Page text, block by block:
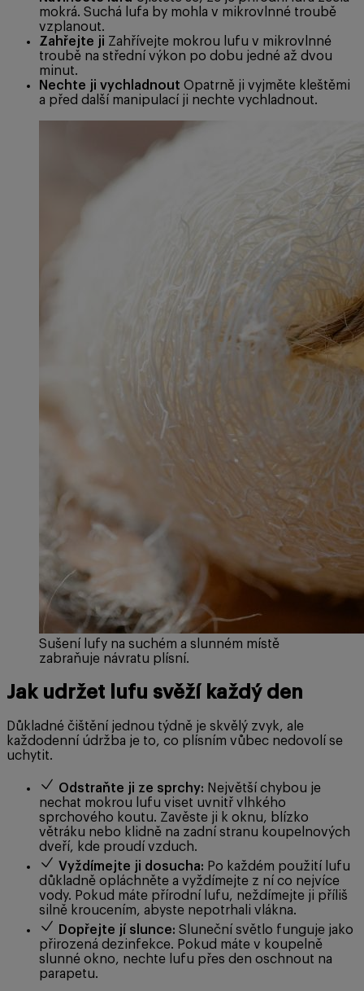
mokrá. Suchá lufa by mohla v mikrovlnné troubě
vzplanout.
Zahřejte ji Zahřívejte mokrou lufu v mikrovlnné
troubě na střední výkon po dobu jedné až dvou
minut.
Nechte ji vychladnout Opatrně ji vyjměte kleštěmi
a před další manipulací ji nechte vychladnout.
Sušení lufy na suchém a slunném místě
zabraňuje návratu plísní.
Jak udržet lufu svěží každý den
Důkladné čištění jednou týdně je skvělý zvyk, ale
každodenní údržba je to, co plísním vůbec nedovolí se
uchytit.
Odstraňte ji ze sprchy: Největší chybou je
nechat mokrou lufu viset uvnitř vlhkého
sprchového koutu. Zavěste ji k oknu, blízko
větráku nebo klidně na zadní stranu koupelnových
dveří, kde proudí vzduch.
Vyždímejte ji dosucha: Po každém použití lufu
důkladně opláchněte a vyždímejte z ní co nejvíce
vody. Pokud máte přírodní lufu, neždímejte ji příliš
silně kroucením, abyste nepotrhali vlákna.
Dopřejte jí slunce: Sluneční světlo funguje jako
přirozená dezinfekce. Pokud máte v koupelně
slunné okno, nechte lufu přes den oschnout na
parapetu.